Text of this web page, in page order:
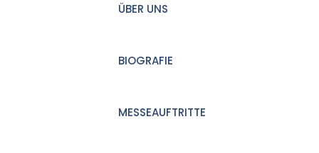
ÜBER UNS
BIOGRAFIE
MESSEAUFTRITTE